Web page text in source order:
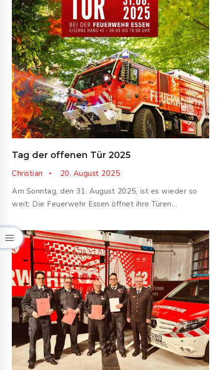
Tag der offenen Tür 2025
Christian
20. August 2025
Am Sonntag, den 31. August 2025, ist es wieder so
weit: Die Feuerwehr Essen öffnet ihre Türen…